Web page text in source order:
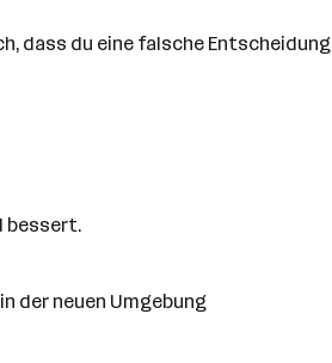
dass du eine falsche Entscheidung
bessert.
der neuen Umgebung